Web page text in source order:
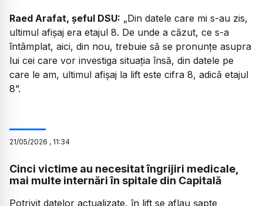
Raed Arafat, șeful DSU: „Din datele care mi s-au zis,
ultimul afișaj era etajul 8. De unde a căzut, ce s-a
întâmplat, aici, din nou, trebuie să se pronunțe asupra
lui cei care vor investiga situația însă, din datele pe
care le am, ultimul afișaj la lift este cifra 8, adică etajul
8”.
21/05/2026 , 11:34
Cinci victime au necesitat îngrijiri medicale,
mai multe internări în spitale din Capitală
Potrivit datelor actualizate, în lift se aflau șapte